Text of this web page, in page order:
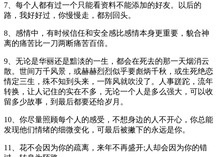
7、每个人都有过一个只能看资料不能添加的好友。以后的
路，我好好过，你慢慢走，都别回头。
8、感情中，有时候信任和安全感比感情本身更重要，貌合神
离的痛苦比一刀两断痛苦百倍。
9、无论是华丽还是黯淡的一生，都会在死去的那一天烟消云
散。世间万千风景，或赫赫烈烈似乎要彪炳千秋，或生死绝恋
情定三生，殊不知到头来，一阵风就吹没了。人事蹉跎，流年
转换，让人记住的实在不多，无论一个人是多么强大，可以收
留多少故事，到最后都要还给岁月。
10、你尽量照顾每个人的感受，不想身边的人不开心，你总能
发现他们情绪的细微变化，可最后被撇下的永远是你。
11、花不会因为你的疏离，来年不再盛开;人却会因为你的错